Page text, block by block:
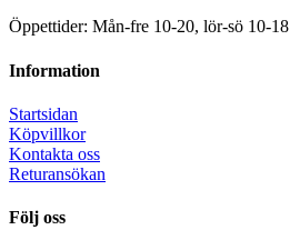
Öppettider: Mån-fre 10-20, lör-sö 10-18
Information
Startsidan
Köpvillkor
Kontakta oss
Returansökan
Följ oss